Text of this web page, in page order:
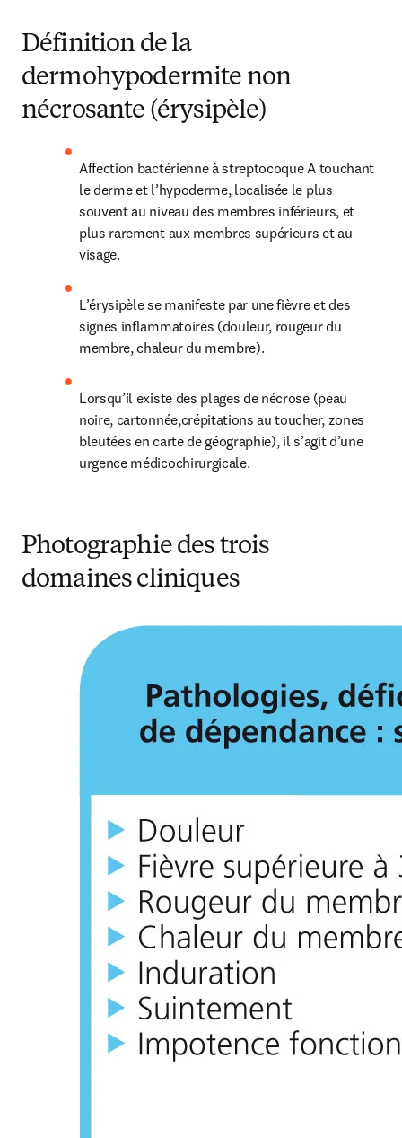
Définition de la
dermohypodermite non
nécrosante (érysipèle)
Affection bactérienne à streptocoque A touchant
le derme et l’hypoderme, localisée le plus
souvent au niveau des membres inférieurs, et
plus rarement aux membres supérieurs et au
visage.
L’érysipèle se manifeste par une fièvre et des
signes inflammatoires (douleur, rougeur du
membre, chaleur du membre).
Lorsqu’il existe des plages de nécrose (peau
noire, cartonnée,crépitations au toucher, zones
bleutées en carte de géographie), il s’agit d’une
urgence médicochirurgicale.
Photographie des trois
domaines cliniques